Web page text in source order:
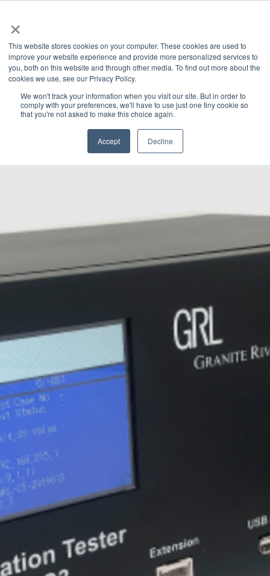
×
This website stores cookies on your computer. These cookies are used to
improve your website experience and provide more personalized services to
you, both on this website and through other media. To find out more about the
cookies we use, see our Privacy Policy.
We won't track your information when you visit our site. But in order to
comply with your preferences, we'll have to use just one tiny cookie so
that you're not asked to make this choice again.
Accept Decline
Latest News